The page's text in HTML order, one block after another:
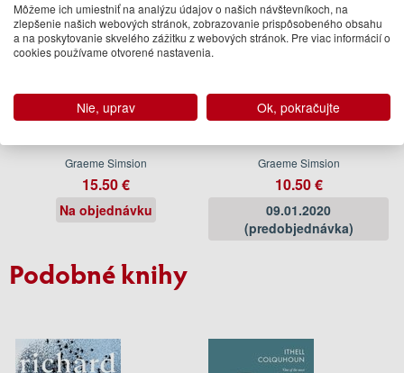
The Rosie Result
Graeme Simsion
15.50 €
Na objednávku
The Rosie Result
Graeme Simsion
10.50 €
09.01.2020
(predobjednávka)
Podobné knihy
Môžeme ich umiestniť na analýzu údajov o našich návštevníkoch, na
zlepšenie našich webových stránok, zobrazovanie prispôsobeného obsahu
a na poskytovanie skvelého zážitku z webových stránok. Pre viac informácií o
cookies používame otvorené nastavenia.
Nie, uprav Ok, pokračujte